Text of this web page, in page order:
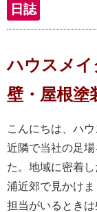
日誌
ハウスメ
壁・屋根塗
こんにちは、ハ
近隣で当社の足
た。地域に密着
浦近郊で見かけ
担当がいるときは